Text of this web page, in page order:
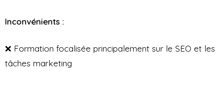
Inconvénients :
❌ Formation focalisée principalement sur le SEO et les
tâches marketing